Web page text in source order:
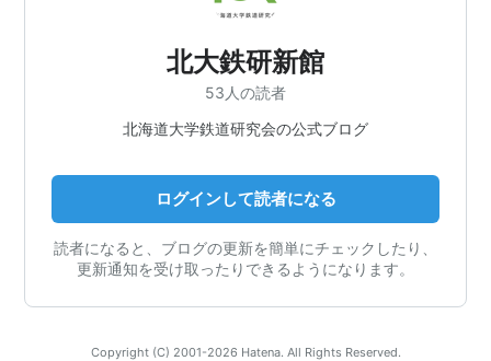
北大鉄研新館
53人の読者
北海道大学鉄道研究会の公式ブログ
ログインして読者になる
読者になると、ブログの更新を簡単にチェックしたり、
更新通知を受け取ったりできるようになります。
Copyright (C) 2001-2026 Hatena. All Rights Reserved.